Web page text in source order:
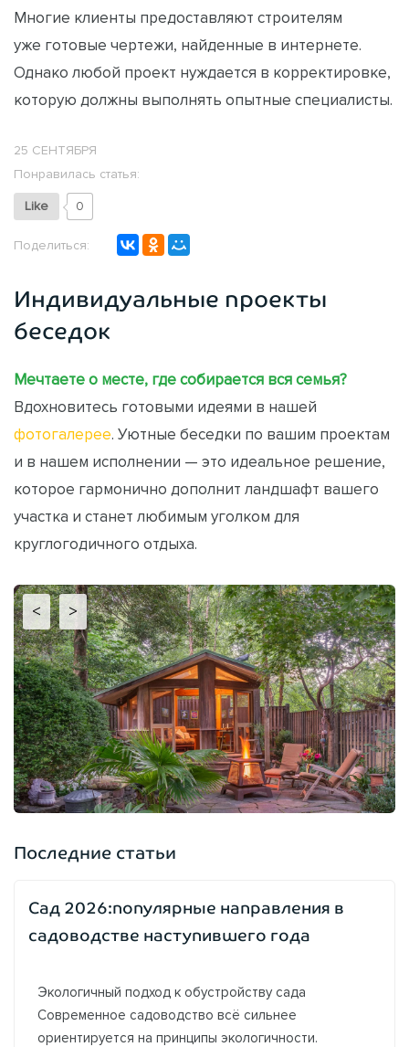
Многие клиенты предоставляют строителям
уже готовые чертежи, найденные в интернете.
Однако любой проект нуждается в корректировке,
которую должны выполнять опытные специалисты.
25 СЕНТЯБРЯ
Понравилась статья:
Like 0
Поделиться:
Индивидуальные проекты
беседок
Мечтаете о месте, где собирается вся семья?
Вдохновитесь готовыми идеями в нашей
фотогалерее. Уютные беседки по вашим проектам
и в нашем исполнении — это идеальное решение,
которое гармонично дополнит ландшафт вашего
участка и станет любимым уголком для
круглогодичного отдыха.
< >
Последние статьи
Сад 2026:популярные направления в
садоводстве наступившего года
Экологичный подход к обустройству сада
Современное садоводство всё сильнее
ориентируется на принципы экологичности.